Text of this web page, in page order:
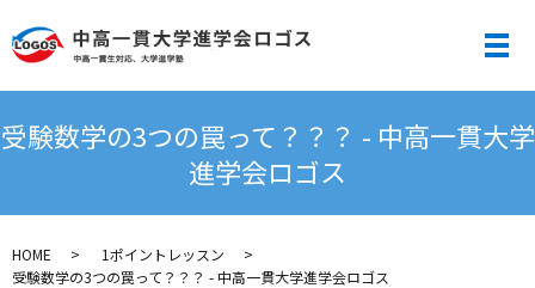
メ
受験数学の3つの罠って？？？ - 中高一貫大学
進学会ロゴス
HOME
1ポイントレッスン
受験数学の3つの罠って？？？ - 中高一貫大学進学会ロゴス